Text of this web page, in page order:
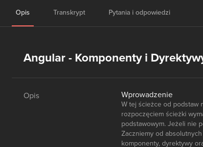
Opis Transkrypt Pytania i odpowiedzi
Angular - Komponenty i
Opis Wprowadzenie
W tej ścieżce od podstaw
rozpoczęciem ścieżki
podstawowym. Jeżeli nie
Zaczniemy od
komponenty, dyrektywy